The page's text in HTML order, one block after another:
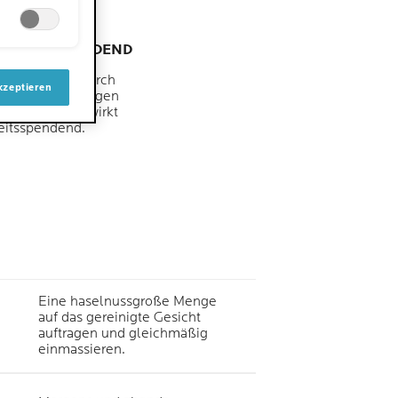
Anzeichen durch
Behandlungen
Haut und wirkt
Eine haselnussgroße Menge
auf das gereinigte Gesicht
auftragen und gleichmäßig
einmassieren.